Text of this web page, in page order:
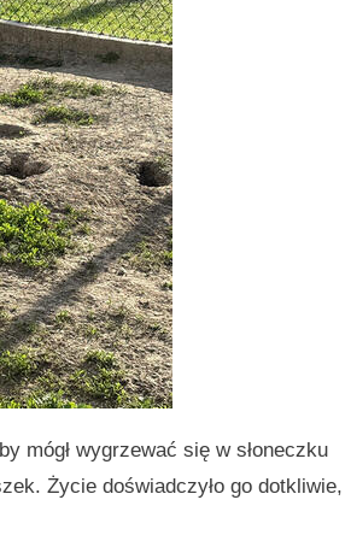
mógł wygrzewać się w słoneczku
Życie doświadczyło go dotkliwie,